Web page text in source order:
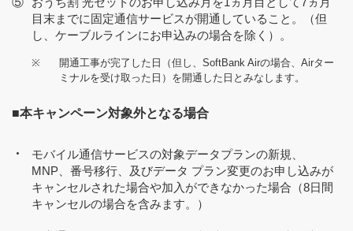
目末までに固定通信サービスが開通していること。（但
し、ケーブルラインにお申込みの場合を除く）。
※
開通工事が完了した日（但し、SoftBank Airの場合、Airター
ミナルを受け取った日）を開通した日とみなします。
■本キャンペーン対象外となる場合
モバイル通信サービスの対象データプランの新規、
MNP、番号移行、及びデータ プラン変更のお申し込みが
キャンセルされた場合や加入ができなかった場合（8日間
キャンセルの場合を含みます。）